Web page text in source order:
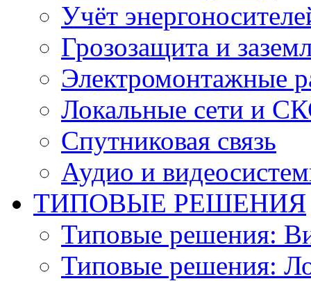
Учёт
Грозозащита и
Электромонтажные
Локальные сети и
Спутниковая связь
Аудио и
ТИПОВЫЕ РЕШЕНИЯ
Типовые решения:
Типовые решения: